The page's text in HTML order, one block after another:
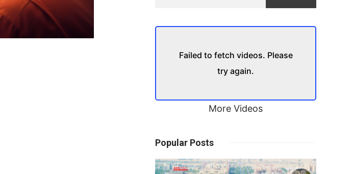
Failed to fetch videos. Please
try again.
More Videos
Popular Posts